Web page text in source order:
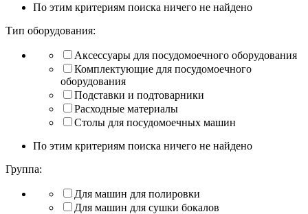
По этим критериям поиска ничего не найдено
Тип оборудования:
Аксессуары для посудомоечного оборудования
Комплектующие для посудомоечного
оборудования
Подставки и подтоварники
Расходные материалы
Столы для посудомоечных машин
По этим критериям поиска ничего не найдено
Группа:
Для машин для полировки
Для машин для сушки бокалов